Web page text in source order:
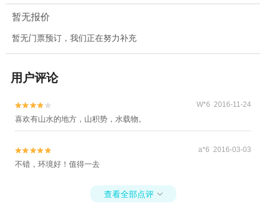
暂无报价
暂无门票预订，我们正在努力补充
用户评论

 W*6 2016-11-24
喜欢有山水的地方，山积势，水载物。

 a*6 2016-03-03
不错，环境好！值得一去
查看全部点评 